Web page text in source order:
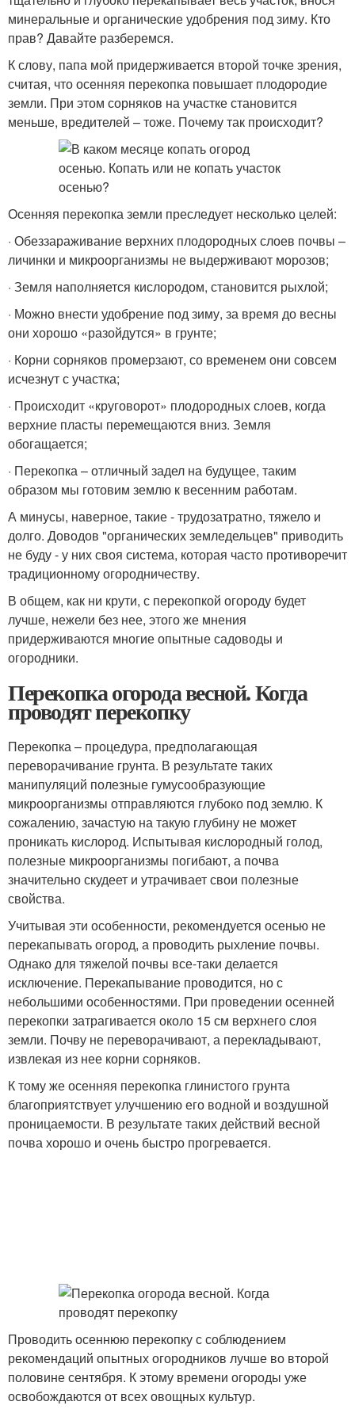
минеральные и органические удобрения под зиму. Кто
прав? Давайте разберемся.
К слову, папа мой придерживается второй точке зрения,
считая, что осенняя перекопка повышает плодородие
земли. При этом сорняков на участке становится
меньше, вредителей – тоже. Почему так происходит?
Осенняя перекопка земли преследует несколько целей:
· Обеззараживание верхних плодородных слоев почвы –
личинки и микроорганизмы не выдерживают морозов;
· Земля наполняется кислородом, становится рыхлой;
· Можно внести удобрение под зиму, за время до весны
они хорошо «разойдутся» в грунте;
· Корни сорняков промерзают, со временем они совсем
исчезнут с участка;
· Происходит «круговорот» плодородных слоев, когда
верхние пласты перемещаются вниз. Земля
обогащается;
· Перекопка – отличный задел на будущее, таким
образом мы готовим землю к весенним работам.
А минусы, наверное, такие - трудозатратно, тяжело и
долго. Доводов "органических земледельцев" приводить
не буду - у них своя система, которая часто противоречит
традиционному огородничеству.
В общем, как ни крути, с перекопкой огороду будет
лучше, нежели без нее, этого же мнения
придерживаются многие опытные садоводы и
огородники.
Перекопка огорода весной. Когда
проводят перекопку
Перекопка – процедура, предполагающая
переворачивание грунта. В результате таких
манипуляций полезные гумусообразующие
микроорганизмы отправляются глубоко под землю. К
сожалению, зачастую на такую глубину не может
проникать кислород. Испытывая кислородный голод,
полезные микроорганизмы погибают, а почва
значительно скудеет и утрачивает свои полезные
свойства.
Учитывая эти особенности, рекомендуется осенью не
перекапывать огород, а проводить рыхление почвы.
Однако для тяжелой почвы все-таки делается
исключение. Перекапывание проводится, но с
небольшими особенностями. При проведении осенней
перекопки затрагивается около 15 см верхнего слоя
земли. Почву не переворачивают, а перекладывают,
извлекая из нее корни сорняков.
К тому же осенняя перекопка глинистого грунта
благоприятствует улучшению его водной и воздушной
проницаемости. В результате таких действий весной
почва хорошо и очень быстро прогревается.
Проводить осеннюю перекопку с соблюдением
рекомендаций опытных огородников лучше во второй
половине сентября. К этому времени огороды уже
освобождаются от всех овощных культур.